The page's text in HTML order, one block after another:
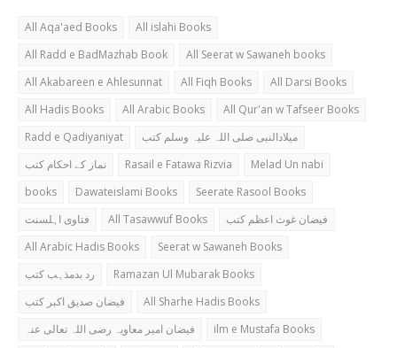
All Aqa'aed Books
All islahi Books
All Radd e BadMazhab Book
All Seerat w Sawaneh books
All Akabareen e Ahlesunnat
All Fiqh Books
All Darsi Books
All Hadis Books
All Arabic Books
All Qur'an w Tafseer Books
Radd e Qadiyaniyat
میلادالنبی صلی اللہ علیہ وسلم کتب
نماز کے احکام کتب
Rasail e Fatawa Rizvia
Melad Un nabi
books
Dawateislami Books
Seerate Rasool Books
فتاوی اہلسنت
All Tasawwuf Books
فیضان غوث اعظم کتب
All Arabic Hadis Books
Seerat w Sawaneh Books
رد بدمذہب کتب
Ramazan Ul Mubarak Books
فیضان صدیق اکبر کتب
All Sharhe Hadis Books
فیضان امیر معاویہ رضی اللہ تعالی عنہ
ilm e Mustafa Books